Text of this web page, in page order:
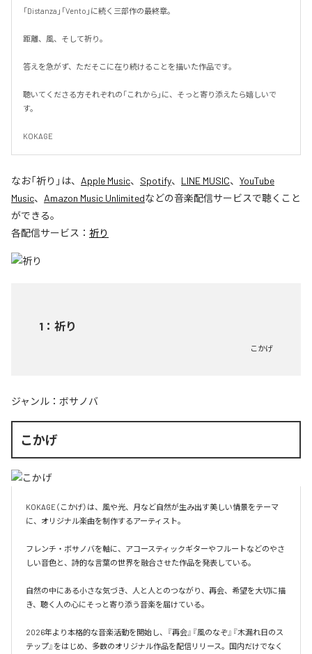
「Distanza」「Vento」に続く三部作の最終章。
距離、風、そして祈り。
答えを急がず、ただそこに在り続けることを描いた作品です。
聴いてくださる方それぞれの「これから」に、そっと寄り添えたら嬉しいで
す。
KOKAGE
なお「祈り 」は、 Apple Music、 Spotify、 LINE MUSIC、 YouTube
Music、 Amazon Music Unlimitedなどの音楽配信サービスで聴くこと
ができる。
各配信サービス： 祈り
1 ： 祈り
こかげ
ジャンル： ボサノバ
こかげ
KOKAGE（こかげ）は、風や光、月など自然が生み出す美しい情景をテーマ
に、オリジナル楽曲を制作するアーティスト。
フレンチ・ボサノバを軸に、アコースティックギターやフルートなどのやさ
しい音色と、詩的な言葉の世界を融合させた作品を発表している。
自然の中にある小さな気づき、人と人とのつながり、再会、希望を大切に描
き、聴く人の心にそっと寄り添う音楽を届けている。
2026年より本格的な音楽活動を開始し、『再会』『風のなぞ』『木漏れ日のス
テップ』をはじめ、多数のオリジナル作品を配信リリース。国内だけでなく